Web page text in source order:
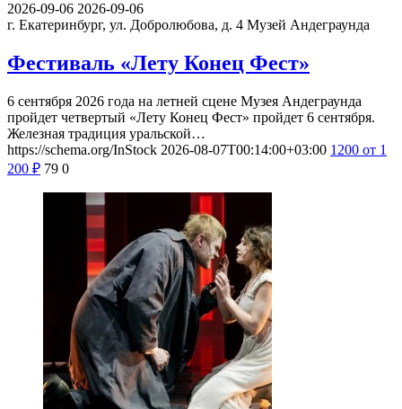
2026-09-06 2026-09-06
г. Екатеринбург, ул. Добролюбова, д. 4 Музей Андеграунда
Фестиваль «Лету Конец Фест»
6 сентября 2026 года на летней сцене Музея Андеграунда
пройдет четвертый «Лету Конец Фест» пройдет 6 сентября.
Железная традиция уральской…
https://schema.org/InStock 2026-08-07T00:14:00+03:00 1200 от 1
200 ₽ 79 0